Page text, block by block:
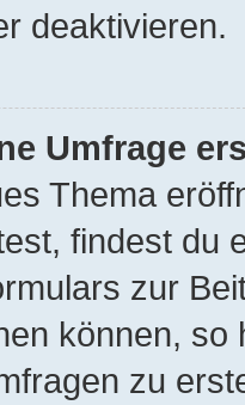
deaktivieren.
Umfrage
Thema
findest du
zur
können,
zu